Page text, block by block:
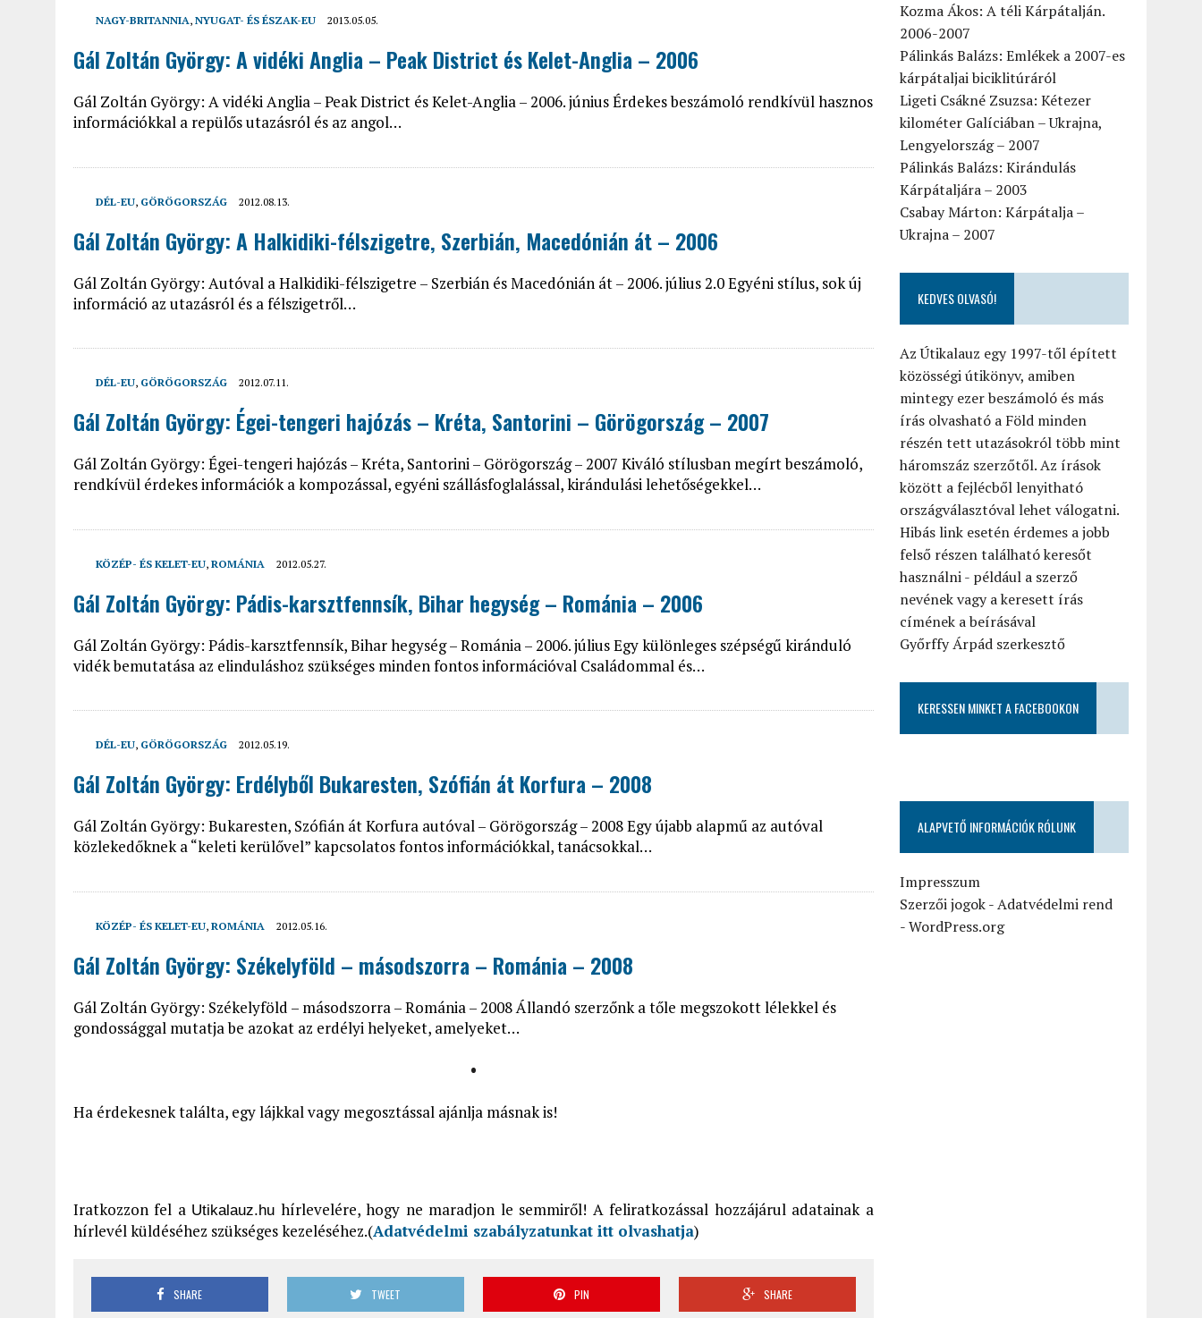
NAGY-BRITANNIA, NYUGAT- ÉS ÉSZAK-EU 2013.05.05.
Gál Zoltán György: A vidéki Anglia – Peak District és Kelet-Anglia – 2006
Gál Zoltán György: A vidéki Anglia – Peak District és Kelet-Anglia – 2006. június Érdekes beszámoló rendkívül hasznos
információkkal a repülős utazásról és az angol…
DÉL-EU, GÖRÖGORSZÁG 2012.08.13.
Gál Zoltán György: A Halkidiki-félszigetre, Szerbián, Macedónián át – 2006
Gál Zoltán György: Autóval a Halkidiki-félszigetre – Szerbián és Macedónián át – 2006. július 2.0 Egyéni stílus, sok új
információ az utazásról és a félszigetről…
DÉL-EU, GÖRÖGORSZÁG 2012.07.11.
Gál Zoltán György: Égei-tengeri hajózás – Kréta, Santorini – Görögország – 2007
Gál Zoltán György: Égei-tengeri hajózás – Kréta, Santorini – Görögország – 2007 Kiváló stílusban megírt beszámoló,
rendkívül érdekes információk a kompozással, egyéni szállásfoglalással, kirándulási lehetőségekkel…
KÖZÉP- ÉS KELET-EU, ROMÁNIA 2012.05.27.
Gál Zoltán György: Pádis-karsztfennsík, Bihar hegység – Románia – 2006
Gál Zoltán György: Pádis-karsztfennsík, Bihar hegység – Románia – 2006. július Egy különleges szépségű kiránduló
vidék bemutatása az elinduláshoz szükséges minden fontos információval Családommal és…
DÉL-EU, GÖRÖGORSZÁG 2012.05.19.
Gál Zoltán György: Erdélyből Bukaresten, Szófián át Korfura – 2008
Gál Zoltán György: Bukaresten, Szófián át Korfura autóval – Görögország – 2008 Egy újabb alapmű az autóval
közlekedőknek a “keleti kerülővel” kapcsolatos fontos információkkal, tanácsokkal…
KÖZÉP- ÉS KELET-EU, ROMÁNIA 2012.05.16.
Gál Zoltán György: Székelyföld – másodszorra – Románia – 2008
Gál Zoltán György: Székelyföld – másodszorra – Románia – 2008 Állandó szerzőnk a tőle megszokott lélekkel és
gondossággal mutatja be azokat az erdélyi helyeket, amelyeket…
•
Ha érdekesnek találta, egy lájkkal vagy megosztással ajánlja másnak is!
Iratkozzon fel a Utikalauz.hu hírlevelére, hogy ne maradjon le semmiről! A feliratkozással hozzájárul adatainak a
hírlevél küldéséhez szükséges kezeléséhez.(Adatvédelmi szabályzatunkat itt olvashatja)
SHARE TWEET PIN SHARE
Kozma Ákos: A téli Kárpátalján.
2006-2007
Pálinkás Balázs: Emlékek a 2007-es
kárpátaljai biciklitúráról
Ligeti Csákné Zsuzsa: Kétezer
kilométer Galíciában – Ukrajna,
Lengyelország – 2007
Pálinkás Balázs: Kirándulás
Kárpátaljára – 2003
Csabay Márton: Kárpátalja –
Ukrajna – 2007
KEDVES OLVASÓ!
Az Útikalauz egy 1997-től épített
közösségi útikönyv, amiben
mintegy ezer beszámoló és más
írás olvasható a Föld minden
részén tett utazásokról több mint
háromszáz szerzőtől. Az írások
között a fejlécből lenyitható
országválasztóval lehet válogatni.
Hibás link esetén érdemes a jobb
felső részen található keresőt
használni - például a szerző
nevének vagy a keresett írás
címének a beírásával
Győrffy Árpád szerkesztő
KERESSEN MINKET A FACEBOOKON
ALAPVETŐ INFORMÁCIÓK RÓLUNK
Impresszum
Szerzői jogok-Adatvédelmi rend
-WordPress.org